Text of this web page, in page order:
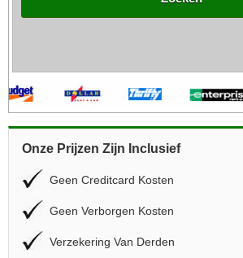
Onze Prijzen Zijn Inclusief
Geen Creditcard Kosten
Geen Verborgen Kosten
Verzekering Van Derden